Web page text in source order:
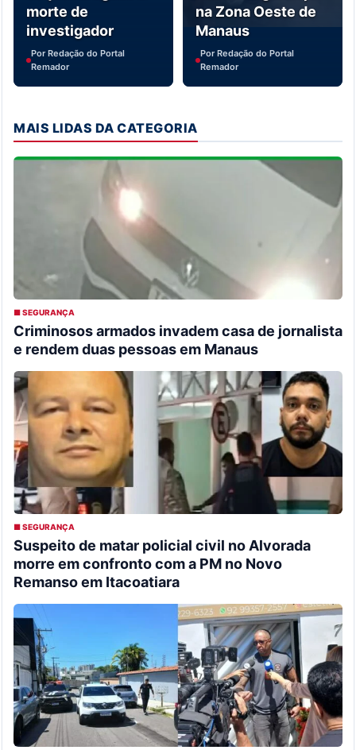
morte de
investigador
Por Redação do Portal
Remador
na Zona Oeste de
Manaus
Por Redação do Portal
Remador
MAIS LIDAS DA CATEGORIA
■ SEGURANÇA
Criminosos armados invadem casa de jornalista
e rendem duas pessoas em Manaus
■ SEGURANÇA
Suspeito de matar policial civil no Alvorada
morre em confronto com a PM no Novo
Remanso em Itacoatiara